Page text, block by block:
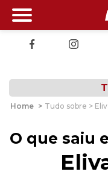
Home > Tudo sobre >
O que saiu